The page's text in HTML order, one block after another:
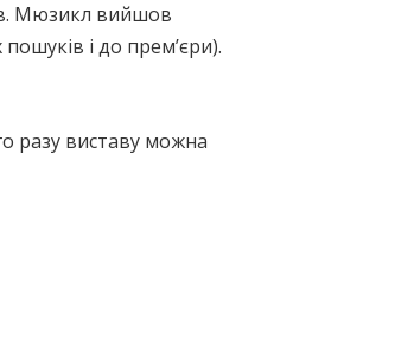
Мюзикл вийшов
і до прем’єри).
разу виставу можна